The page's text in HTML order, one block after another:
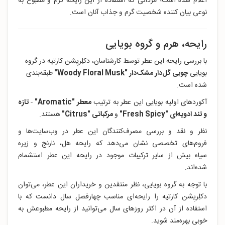
نوعی بیان کننده شخصیت گرم و جذاب آنان است.
رایحه، هرم و گروه بویایی
با بررسی رایحه این عطر توسط کارشناسان، دکلِریِشن کارتیه در گروه
بویاییچوبی گل‌دار مشک‌دار "Woody Floral Musk"
طبقه‌بندی
شده است.
آکوردهای اولیه بویایی این عطر به ترتیبمعطر "Aromatic" -تازه
و تند ادویه‌ای "Fresh Spicy"
ومرکباتی "Citrus"
هستند.
نظر و نقد و بررسی مصرف‌کنندگان این عطر در وب‌سایت‌ها و
فروم‌های تخصصی نشان می‌دهد که رایحه هل، نارنج و زیره
سیاه بیش از سایر ترکیبات موجود در رایحه این عطر استشمام
شده‌اند.
با توجه به گروه بویایی، نظر منتقدین و خریداران این عطر، می‌توان
دکلِریِشن کارتیه را رایحه‌ای مناسب چهارفصل سال دانست که با
استفاده از آن در اکثر روزهای سال می‌توانید از رایحه مطبوعش به
خوبی بهره‌مند شوید.